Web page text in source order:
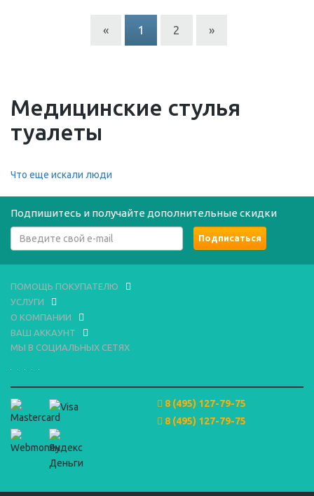
« 1 2 »
Медицинские стулья
туалеты
Что еще искали люди
Подпишитесь и получайте дополнительные скидки
ПОМОЩЬ ПОКУПАТЕЛЮ
УСЛУГИ
О КОМПАНИИ
ВАШ АККАУНТ
МЫ В СОЦИАЛЬНЫХ СЕТЯХ
8 (495) 127-79-75
8 (495) 127-79-75